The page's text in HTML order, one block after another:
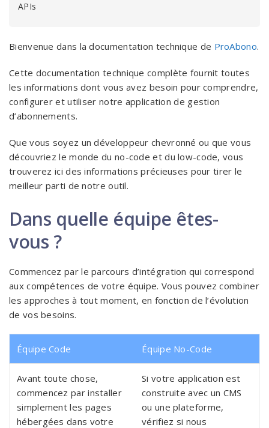
APIs
Bienvenue dans la documentation technique de ProAbono.
Cette documentation technique complète fournit toutes
les informations dont vous avez besoin pour comprendre,
configurer et utiliser notre application de gestion
d’abonnements.
Que vous soyez un développeur chevronné ou que vous
découvriez le monde du no-code et du low-code, vous
trouverez ici des informations précieuses pour tirer le
meilleur parti de notre outil.
Dans quelle équipe êtes-
vous ?
Commencez par le parcours d’intégration qui correspond
aux compétences de votre équipe. Vous pouvez combiner
les approches à tout moment, en fonction de l’évolution
de vos besoins.
Équipe Code Équipe No-Code
Avant toute chose,
commencez par installer
simplement les pages
hébergées dans votre
Si votre application est
construite avec un CMS
ou une plateforme,
vérifiez si nous